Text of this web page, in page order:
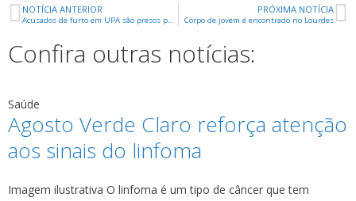
NOTÍCIA ANTERIOR
Acusados de furto em UPA são presos pela Polícia Militar
PRÓXIMA NOTÍCIA
Corpo de jovem é encontrado no Lourdes
Confira outras notícias:
Saúde
Agosto Verde Claro reforça atenção
aos sinais do linfoma
Imagem ilustrativa O linfoma é um tipo de câncer que tem